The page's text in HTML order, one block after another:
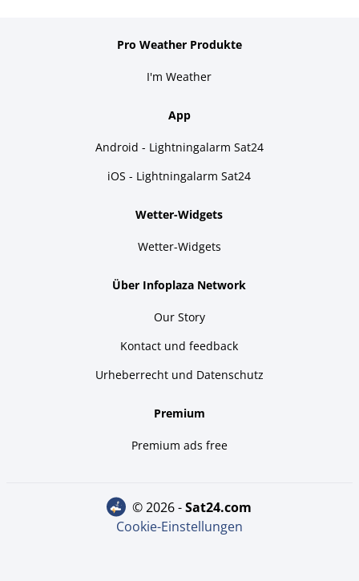
Pro Weather Produkte
I'm Weather
App
Android - Lightningalarm Sat24
iOS - Lightningalarm Sat24
Wetter-Widgets
Wetter-Widgets
Über Infoplaza Network
Our Story
Kontact und feedback
Urheberrecht und Datenschutz
Premium
Premium ads free
© 2026 - sat24.com
Cookie-Einstellungen